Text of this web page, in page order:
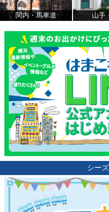
関内・馬車道 山手
シー